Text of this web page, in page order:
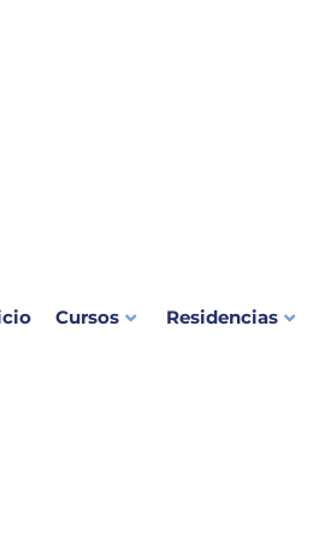
Cursos Residencias